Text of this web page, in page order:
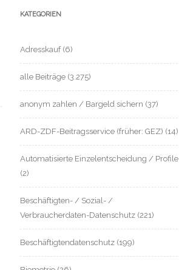
KATEGORIEN
Adresskauf(6)
alle Beiträge (3.275)
anonym zahlen / Bargeld sichern (37)
ARD-ZDF-Beitragsservice (früher: GEZ) (14)
Automatisierte Einzelentscheidung / Profile
(2)
Beschäftigten- / Sozial- /
Verbraucherdaten-Datenschutz (221)
Beschäftigtendatenschutz (199)